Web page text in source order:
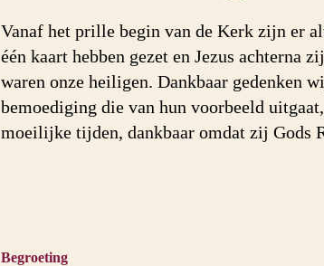
Vanaf het prille begin van de Kerk zijn er
één kaart hebben gezet en Jezus achterna
waren onze heiligen. Dankbaar gedenken
bemoediging die van hun voorbeeld
moeilijke tijden, dankbaar omdat zij Gods
Begroeting